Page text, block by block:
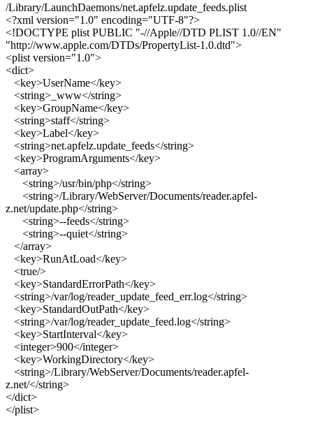
/Library/LaunchDaemons/net.apfelz.update_feeds.plist
<?xml version="1.0" encoding="UTF-8"?>
<!DOCTYPE plist PUBLIC "-//Apple//DTD PLIST 1.0//EN"
"http://www.apple.com/DTDs/PropertyList-1.0.dtd">
<plist version="1.0">
<dict>
<key>UserName</key>
<string> _www</string>
<key>GroupName</key>
<string>staff</string>
<key>Label</key>
<string>net.apfelz.update_feeds</string>
<key>ProgramArguments</key>
<array>
<string>/usr/bin/php</string>
<string>/Library/WebServer/Documents/reader.apfel-
z.net/update.php</string>
<string>--feeds</string>
<string>--quiet</string>
</array>
<key>RunAtLoad</key>
<true/>
<key>StandardErrorPath</key>
<string>/var/log/reader_update_feed_err.log</string>
<key>StandardOutPath</key>
<string>/var/log/reader_update_feed.log</string>
<key>StartInterval</key>
<integer>900</integer>
<key>WorkingDirectory</key>
<string>/Library/WebServer/Documents/reader.apfel-
z.net/</string>
</dict>
</plist>